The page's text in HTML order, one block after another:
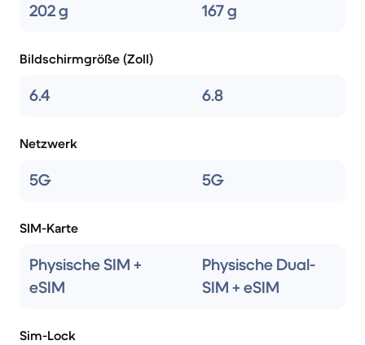
202 g 167 g
Bildschirmgröße (Zoll)
6.4 6.8
Netzwerk
5G 5G
SIM-Karte
Physische SIM +
eSIM
Physische Dual-
SIM + eSIM
Sim-Lock